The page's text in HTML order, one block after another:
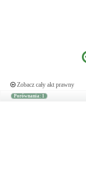
Zobacz cały akt prawny
Porównania: 1